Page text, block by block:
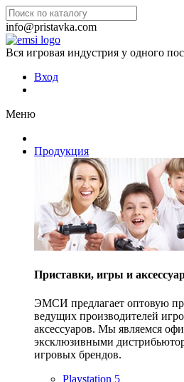
info@pristavka.com
Вся игровая индустрия у одного
Вход
Меню
Продукция
Приставки, игры и
ЭМСИ предлагает оптовую
ведущих производителей
аксессуаров. Мы являемся
эксклюзивными
игровых брендов.
Playstation 5